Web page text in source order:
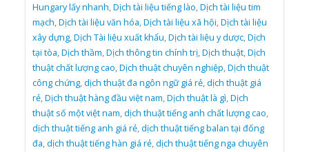
Hungary lấy nhanh,Dịch tài liệu tiếng lào,Dịch tài liệu tim
mạch,Dịch tài liệu văn hóa,Dịch tài liệu xã hội,Dịch tài liệu
xây dựng,Dịch Tài liệu xuất khẩu,Dịch tài liệu y dược,Dịch
tại tòa,Dịch thầm,Dịch thông tin chính trị,Dịch thuật,Dịch
thuật chất lượng cao,Dịch thuật chuyên nghiệp,Dịch thuật
công chứng,dịch thuật đa ngôn ngữ giá rẻ,dịch thuật giá
rẻ,Dịch thuật hàng đầu việt nam,Dịch thuật là gì,Dịch
thuật số một việt nam,dịch thuật tiếng anh chất lượng cao,
dịch thuật tiếng anh giá rẻ,dịch thuật tiếng balan tại đống
đa,dịch thuật tiếng hàn giá rẻ,dịch thuật tiếng nga chuyên